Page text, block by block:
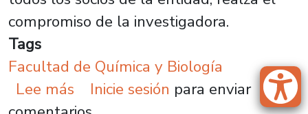
compromiso de la investigadora.
Tags
Facultad de Química y Biología
Lee más sobre Dra. Mónica Imarai
Inicie sesión para enviar